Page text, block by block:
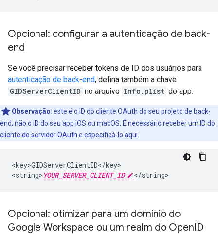
Opcional: configurar a autenticação de back-
end
Se você precisar receber tokens de ID dos usuários para
autenticação de back-end, defina também a chave
GIDServerClientID no arquivo Info.plist do app.
Observação: este é o ID do cliente OAuth do seu projeto de back-
end, não o ID do seu app iOS ou macOS. É necessário receber um ID do
cliente do servidor OAuth e especificá-lo aqui.
<key>GIDServerClientID</key>
<string> YOUR_SERVER_CLIENT_ID </string>
Opcional: otimizar para um domínio do
Google Workspace ou um realm do OpenID